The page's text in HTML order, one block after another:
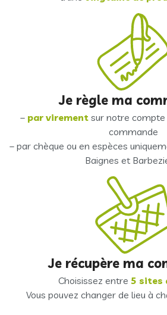
Je règle ma
– par virement sur notre
commande
– par chèque ou en espèces
Baignes et
Je récupère ma
Choisissez entre 5 sites
Vous pouvez changer de lieu à